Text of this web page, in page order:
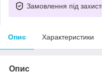
Замовлення під
Опис Характеристики
Опис